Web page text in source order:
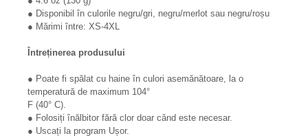
● Disponibil în culorile negru/gri, negru/merlot sau negru/roșu
● Mărimi între: XS-4XL
Întreținerea produsului
● Poate fi spălat cu haine în culori asemănătoare, la o
temperatură de maximum 104°
F (40° C).
● Folosiți înălbitor fără clor doar când este necesar.
● Uscați la program Ușor.